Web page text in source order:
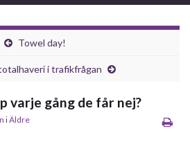
på/av
Towel day!
i trafikfrågan
varje gång de får nej?
iÄldre